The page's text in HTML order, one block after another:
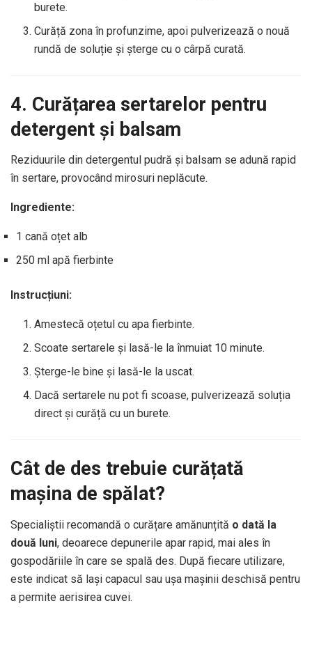
burete.
Curăță zona în profunzime, apoi pulverizează o nouă
rundă de soluție și șterge cu o cârpă curată.
4. Curățarea sertarelor pentru
detergent și balsam
Reziduurile din detergentul pudră și balsam se adună rapid
în sertare, provocând mirosuri neplăcute.
Ingrediente:
1 cană oțet alb
250 ml apă fierbinte
Instrucțiuni:
Amestecă oțetul cu apa fierbinte.
Scoate sertarele și lasă-le la înmuiat 10 minute.
Șterge-le bine și lasă-le la uscat.
Dacă sertarele nu pot fi scoase, pulverizează soluția
direct și curăță cu un burete.
Cât de des trebuie curățată
mașina de spălat?
Specialiștii recomandă o curățare amănunțită o dată la
două luni, deoarece depunerile apar rapid, mai ales în
gospodăriile în care se spală des. După fiecare utilizare,
este indicat să lași capacul sau ușa mașinii deschisă pentru
a permite aerisirea cuvei.